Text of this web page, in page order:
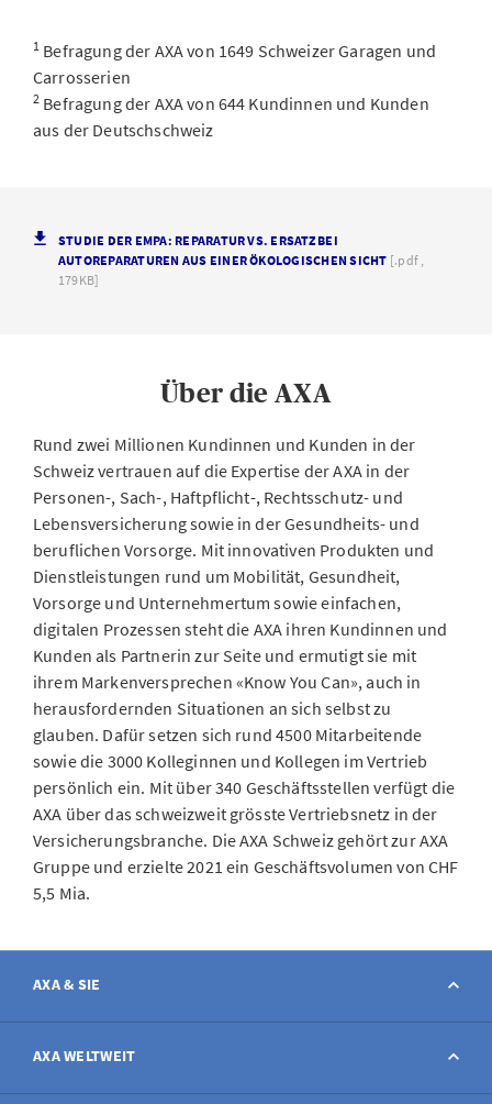
1 Befragung der AXA von 1649 Schweizer Garagen und
Carrosserien
2 Befragung der AXA von 644 Kundinnen und Kunden
aus der Deutschschweiz
STUDIE DER EMPA: REPARATUR VS. ERSATZ BEI
AUTOREPARATUREN AUS EINER ÖKOLOGISCHEN SICHT [.pdf ,
179KB]
Über die AXA
Rund zwei Millionen Kundinnen und Kunden in der
Schweiz vertrauen auf die Expertise der AXA in der
Personen-, Sach-, Haftpflicht-, Rechtsschutz- und
Lebensversicherung sowie in der Gesundheits- und
beruflichen Vorsorge. Mit innovativen Produkten und
Dienstleistungen rund um Mobilität, Gesundheit,
Vorsorge und Unternehmertum sowie einfachen,
digitalen Prozessen steht die AXA ihren Kundinnen und
Kunden als Partnerin zur Seite und ermutigt sie mit
ihrem Markenversprechen «Know You Can», auch in
herausfordernden Situationen an sich selbst zu
glauben. Dafür setzen sich rund 4500 Mitarbeitende
sowie die 3000 Kolleginnen und Kollegen im Vertrieb
persönlich ein. Mit über 340 Geschäftsstellen verfügt die
AXA über das schweizweit grösste Vertriebsnetz in der
Versicherungsbranche. Die AXA Schweiz gehört zur AXA
Gruppe und erzielte 2021 ein Geschäftsvolumen von CHF
5,5 Mia.
AXA & SIE
Kontakt
AXA WELTWEIT